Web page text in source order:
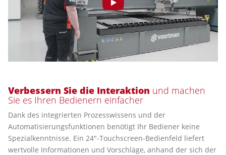
Verbessern Sie die Interaktion und machen
Sie es Ihren Bedienern einfacher
Dank des integrierten Prozesswissens und der
Automatisierungsfunktionen benötigt Ihr Bediener keine
Spezialkenntnisse. Ein 24"-Touchscreen-Bedienfeld liefert
wertvolle Informationen und Vorschläge, anhand der sich der